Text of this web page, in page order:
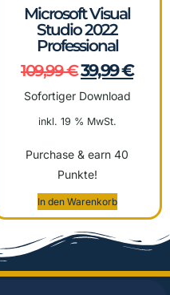
Microsoft Visual
Studio 2022
Professional
109,99€39,99€
Sofortiger Download
inkl. 19 % MwSt.
Purchase & earn 40
Punkte!
In den Warenkorb